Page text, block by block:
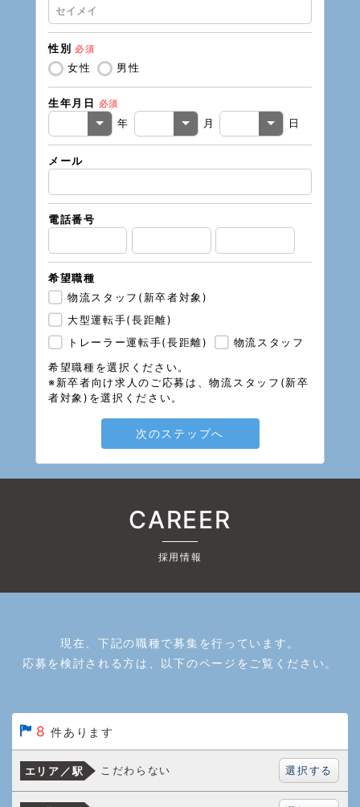
性別 必須
女性 男性
生年月日 必須
年 月 日
メール
電話番号
希望職種
物流スタッフ(新卒者対象)
大型運転手(長距離)
トレーラー運転手(長距離)
物流スタッフ
希望職種を選択ください。
※新卒者向け求人のご応募は、物流スタッフ(新卒
者対象)を選択ください。
次のステップへ
CAREER
採用情報
現在、下記の職種で募集を行っています。
応募を検討される方は、以下のページをご覧ください。
8 件あります
エリア／駅 こだわらない 選択する